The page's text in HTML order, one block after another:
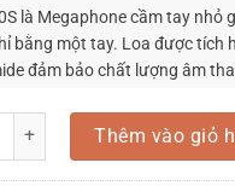
là:
1.750.000 ₫.
tại
là:
là Megaphone cầm tay nhỏ
bằng một tay. Loa được tích
đảm bảo chất lượng âm
thanh cầm tay ER-520S số
Thêm vào giỏ